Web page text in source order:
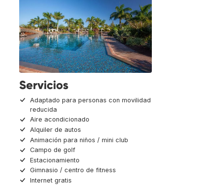
Servicios
Adaptado para personas con movilidad
reducida
Aire acondicionado
Alquiler de autos
Animación para niños / mini club
Campo de golf
Estacionamiento
Gimnasio / centro de fitness
Internet gratis